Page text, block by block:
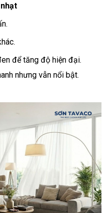
để tăng độ hiện đại.
nhưng vẫn nổi bật.